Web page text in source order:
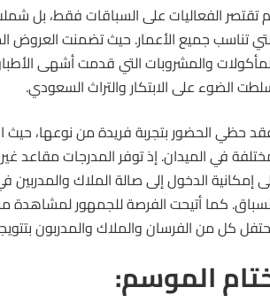
تقتصر الفعاليات على السباقات فقط، بل
تناسب جميع الأعمار. حيث تضمنت العروض
والمشروبات التي قدمت أشهى
الضوء على الابتكار والتراث السعودي.
حظي الحضور بتجربة فريدة من نوعها،
في الميدان. إذ توفر المدرجات مقاعد
إمكانية الدخول إلى صالة الملاك والمدربين
كما أتيحت الفرصة للجمهور لمشاهدة
كل منالفرسانوالملاك والمدربون
الموسم: